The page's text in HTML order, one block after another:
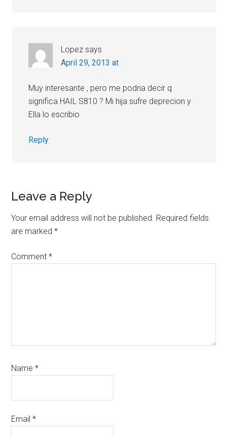
Lopez says
April 29, 2013 at
Muy interesante , pero me podria decir q
significa HAIL S810 ? Mi hija sufre deprecion y
Ella lo escribio
Reply
Leave a Reply
Your email address will not be published. Required fields
are marked*
Comment*
Name*
Email*